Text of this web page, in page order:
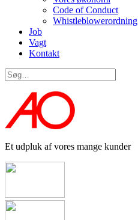
Code of Conduct
Whistleblowerordning
Job
Vagt
Kontakt
Et udpluk af vores mange kunder